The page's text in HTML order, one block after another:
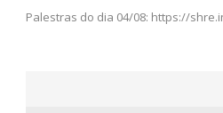
Palestras do dia 04/08: https://